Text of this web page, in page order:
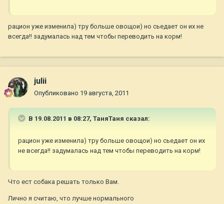
рацион уже изменила) тру больше овощои) но сьедает он их не
всегда!! задумалась над тем чтобы переводить на корм!
julii
Опубликовано 19 августа, 2011
В 19.08.2011 в 08:27, ТаняТаня сказал:
рацион уже изменила) тру больше овощои) но сьедает он их
не всегда!! задумалась над тем чтобы переводить на корм!
Что ест собака решать только Вам.
Лично я считаю, что лучше нормального